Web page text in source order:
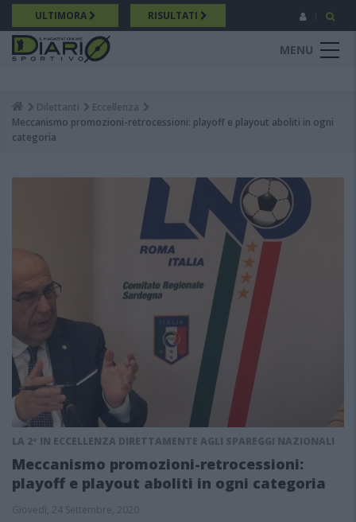
Salta
al
contenuto
principale
ULTIMORA RISULTATI
MENU
Breadcrumb
Dilettanti
Eccellenza
Meccanismo promozioni-retrocessioni: playoff e playout aboliti in ogni
categoria
LA 2ª IN ECCELLENZA DIRETTAMENTE AGLI SPAREGGI NAZIONALI
Meccanismo promozioni-retrocessioni:
playoff e playout aboliti in ogni categoria
Giovedì, 24 Settembre, 2020